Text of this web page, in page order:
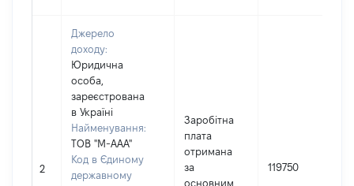
2
Джерело
доходу:
Юридична
особа,
зареєстрована
в Україні
Найменування:
ТОВ "М-ААА"
Код в Єдиному
державному
Заробітна
плата
отримана
за
основним
119750